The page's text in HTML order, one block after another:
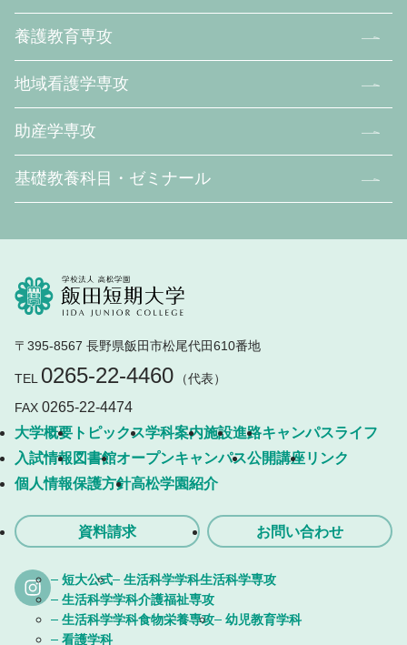
養護教育専攻
地域看護学専攻
助産学専攻
基礎教養科目・ゼミナール
〒395-8567 長野県飯田市松尾代田610番地
TEL 0265-22-4460
（代表）
FAX 0265-22-4474
大学概要 トピックス学科案内施設進路キャンパスライフ
入試情報 図書館オープンキャンパス公開講座リンク
個人情報保護方針高松学園紹介
資料請求 お問い合わせ
短大公式
生活科学学科生活科学専攻
生活科学学科介護福祉専攻
生活科学学科食物栄養専攻
幼児教育学科
看護学科